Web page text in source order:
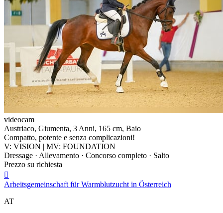
videocam
Austriaco, Giumenta, 3 Anni, 165 cm, Baio
Compatto, potente e senza complicazioni!
V: VISION | MV: FOUNDATION
Dressage · Allevamento · Concorso completo · Salto
Prezzo su richiesta

Arbeitsgemeinschaft für Warmblutzucht in Österreich
AT